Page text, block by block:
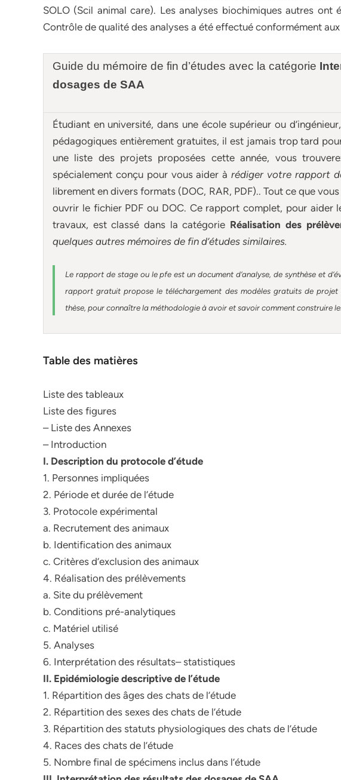
SOLO (Scil animal care). Les analyses biochimiques autres ont
Contrôle de qualité des analyses a été effectué conformément
Guide du mémoire de fin d’études avec la catégorie
dosages de SAA
Étudiant en université, dans une école supérieur ou
pédagogiques entièrement gratuites, il est jamais trop tard
une liste des projets proposées cette année, vous
spécialement conçu pour vous aider àrédiger votre rapport
librement en divers formats (DOC, RAR, PDF).. Tout ce que
ouvrir le fichier PDF ou DOC. Ce rapport complet, pour aider
travaux, est classé dans la catégorie Réalisation des
quelques autres mémoires de fin d’études similaires.
Le rapport de stage ou le pfe est un document d’analyse, de synthèse et
rapport gratuitpropose le téléchargement des modèles gratuits de
thèse, pour connaître la méthodologie à avoir et savoir comment construire
Table des matières
Liste des tableaux
Liste des figures
– Liste des Annexes
– Introduction
I. Description du protocole d’étude
1. Personnes impliquées
2. Période et durée de l’étude
3. Protocole expérimental
a. Recrutement des animaux
b. Identification des animaux
c. Critères d’exclusion des animaux
4. Réalisation des prélèvements
a. Site du prélèvement
b. Conditions pré-analytiques
c. Matériel utilisé
5. Analyses
6. Interprétation des résultats– statistiques
II. Epidémiologie descriptive de l’étude
1. Répartition des âges des chats de l’étude
2. Répartition des sexes des chats de l’étude
3. Répartition des statuts physiologiques des chats de l’étude
4. Races des chats de l’étude
5. Nombre final de spécimens inclus dans l’étude